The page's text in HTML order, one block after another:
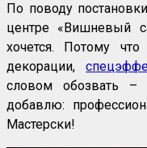
По поводу
центре «Вишневый
хочется. Потому
декорации,
словом обозвать –
добавлю:
Мастерски!